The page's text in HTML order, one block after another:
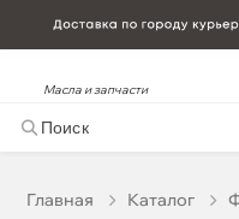
Масла и запчасти
Главная Катало
Фильтр масляный